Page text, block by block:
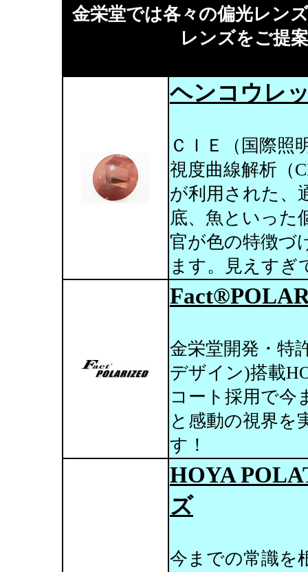
金栄堂では各々の偏光レン
レンズをご提
ヘンコウレ
ＣＩＥ（国際照
視度曲線解析（
が利用された、
底、魚といった
官が色の特徴づ
ます。見えすぎ
金栄堂開発・特
デザイン)搭載
コート採用で今
と感動の視界を
す！
HOYA
ズ
今までの常識を